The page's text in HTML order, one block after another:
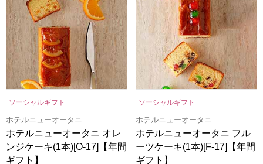
ソーシャルギフト
ホテルニューオータニ
ホテルニューオータニ オレ
ンジケーキ(1本)[O-17]【年間
ギフト】
ソーシャルギフト
ホテルニューオータニ
ホテルニューオータニ フル
ーツケーキ(1本)[F-17]【年間
ギフト】